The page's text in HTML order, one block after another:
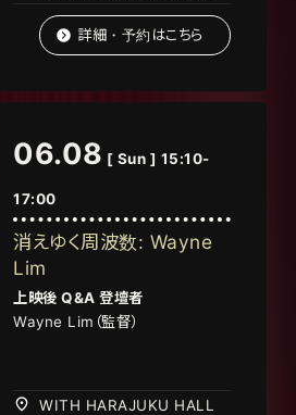
詳細・予約はこちら
06.08 [ Sun ] 15:10-
17:00
消えゆく周波数: Wayne
Lim
上映後 Q&A登壇者
Wayne Lim （監督）
WITH HARAJUKU HALL